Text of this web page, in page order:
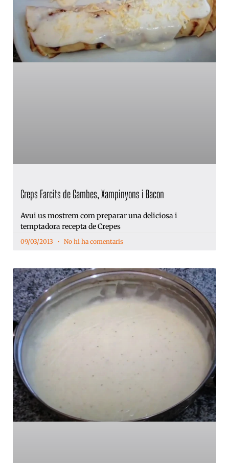
Creps Farcits de Gambes, Xampinyons i Bacon
Avui us mostrem com preparar una deliciosa i
temptadora recepta de Crepes
09/03/2013 No hi ha comentaris